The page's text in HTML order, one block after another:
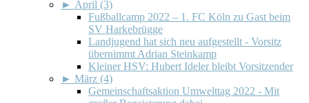
► April (3)
Fußballcamp 2022 – 1. FC Köln zu Gast beim
SV Harkebrügge
Landjugend hat sich neu aufgestellt - Vorsitz
übernimmt Adrian Steinkamp
Kleiner HSV: Hubert Ideler bleibt Vorsitzender
► März (4)
Gemeinschaftsaktion Umwelttag 2022 - Mit